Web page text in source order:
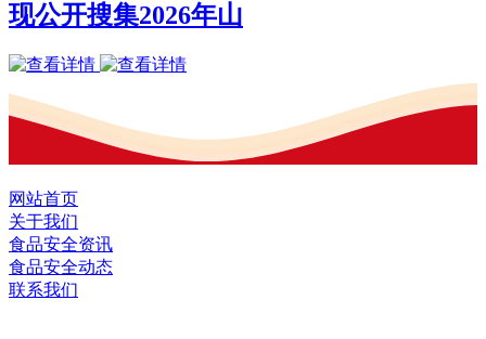
现公开搜集2026年山
网站首页
关于我们
食品安全资讯
食品安全动态
联系我们